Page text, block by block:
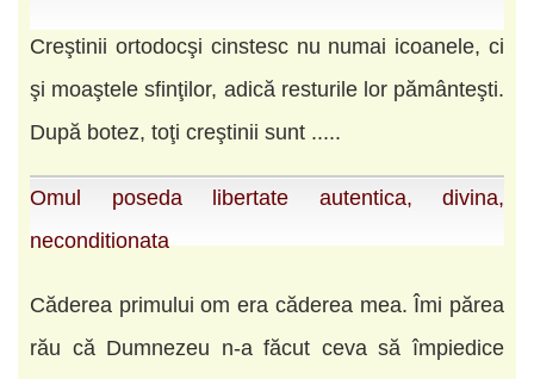
Creştinii ortodocşi cinstesc nu numai icoanele, ci
şi moaştele sfinţilor, adică resturile lor pământeşti.
După botez, toţi creştinii sunt .....
Omul poseda libertate autentica, divina,
neconditionata
Căderea primului om era căderea mea. Îmi părea
rău că Dumnezeu n-a făcut ceva să împiedice